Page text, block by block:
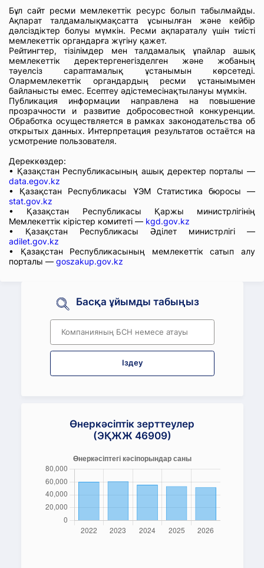
Бұл сайт ресми мемлекеттік ресурс болып табылмайды.
Ақпарат талдамалықмақсатта ұсынылған және кейбір
дәлсіздіктер болуы мүмкін. Ресми ақпараталу үшін тиісті
мемлекеттік органдарға жүгіну қажет.
Рейтингтер, тізілімдер мен талдамалық ұпайлар ашық
мемлекеттік деректергенегізделген және жобаның
тәуелсіз сараптамалық ұстанымын көрсетеді.
Олармемлекеттік органдардың ресми ұстанымымен
байланысты емес. Есептеу әдістемесінақтылануы мүмкін.
Публикация информации направлена на повышение
прозрачности и развитие добросовестной конкуренции.
Обработка осуществляется в рамках законодательства об
открытых данных. Интерпретация результатов остаётся на
усмотрение пользователя.
Дереккөздер:
• Қазақстан Республикасының ашық деректер порталы —
data.egov.kz
• Қазақстан Республикасы ҰЭМ Статистика бюросы —
stat.gov.kz
• Қазақстан Республикасы Қаржы министрлігінің
Мемлекеттік кірістер комитеті — kgd.gov.kz
• Қазақстан Республикасы Әділет министрлігі —
adilet.gov.kz
• Қазақстан Республикасының мемлекеттік сатып алу
порталы — goszakup.gov.kz
Басқа ұйымды табыңыз
Іздеу
Өнеркәсіптік зерттеулер
(ЭҚЖЖ 46909)